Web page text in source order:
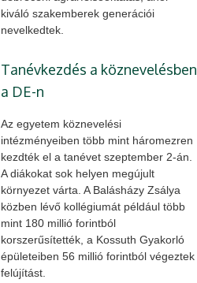
kiváló szakemberek generációi
nevelkedtek.
Tanévkezdés a köznevelésben
a DE-n
Az egyetem köznevelési
intézményeiben több mint háromezren
kezdték el a tanévet szeptember 2-án.
A diákokat sok helyen megújult
környezet várta. A Balásházy Zsálya
közben lévő kollégiumát például több
mint 180 millió forintból
korszerűsítették, a Kossuth Gyakorló
épületeiben 56 millió forintból végeztek
felújítást.